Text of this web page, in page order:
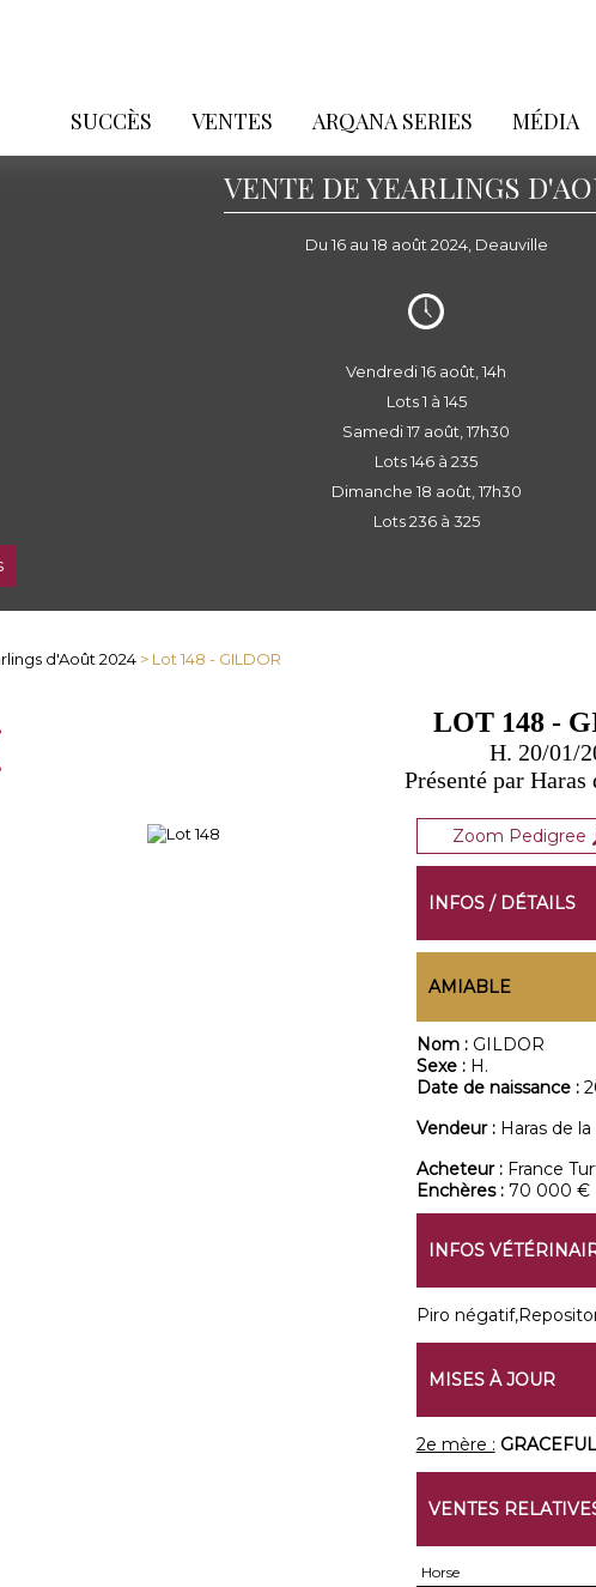
SUCCÈS VENTES ARQANA SERIES MÉDIA
VENTE DE YEARLINGS
Du 16 au 18 août 2024, Deauville
Vendredi 16 août, 14h
Lots 1 à 145
Samedi 17 août, 17h30
Lots 146 à 235
Dimanche 18 août, 17h30
Lots 236 à 325
d'Août 2024 > Lot 148 - GILDOR
LOT 148 -
H. 20/01/
Présenté par
Zoom Pedigree
INFOS / DÉTAILS
AMIABLE
Nom : GILDOR
Sexe : H.
Date de naissance :
Vendeur : Haras de
Acheteur : France
Enchères : 70 000 €
INFOS
Piro
MISES À JOUR
2e mère :
VENTES
Horse